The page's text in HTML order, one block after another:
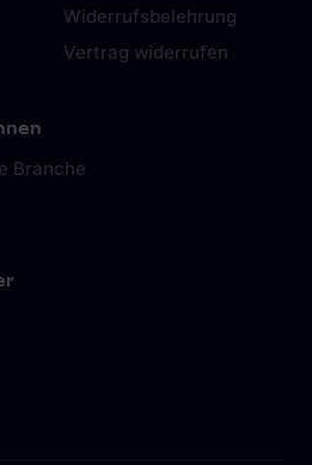
Widerrufsbelehrung
Vertrag widerrufen
Branche